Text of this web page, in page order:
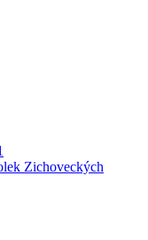
Zichoveckých